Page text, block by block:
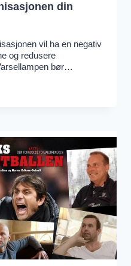
din
vil ha en negativ
og redusere
bør…